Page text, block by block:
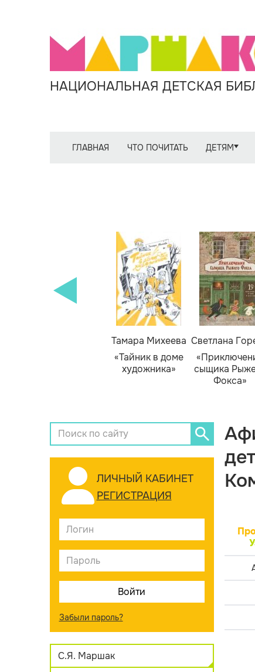
НАЦИОНАЛЬНАЯ ДЕТСКАЯ
ГЛАВНАЯ ЧТО ПОЧИТАТЬ ДЕТЯМ
Тамара Михеева
«Тайник в доме
художника»
Светлана
сыщика
Фокса»
ЛИЧНЫЙ КАБИНЕТ
РЕГИСТРАЦИЯ
Забыли пароль?
С.Я. Маршак